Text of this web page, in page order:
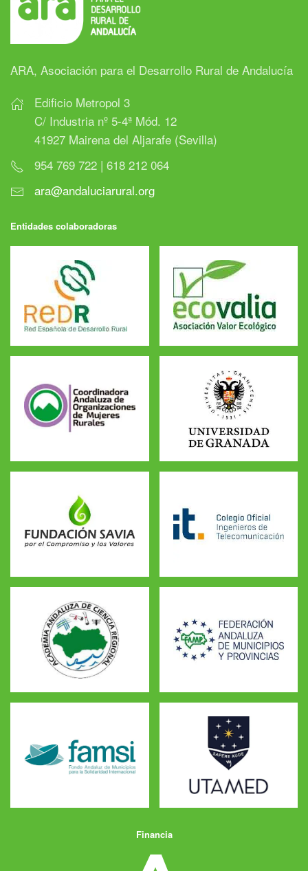
ARA, Asociación para el Desarrollo Rural de Andalucía
Edificio Metropol 3
C/ Industria nº 5-4ª Mód. 12
41927 Mairena del Aljarafe (Sevilla)
954 769 722 | 618 212 064
ara@andaluciarural.org
Entidades colaboradoras
Financia